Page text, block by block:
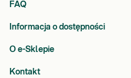
FAQ
Informacja o dostępności
O e-Sklepie
Kontakt